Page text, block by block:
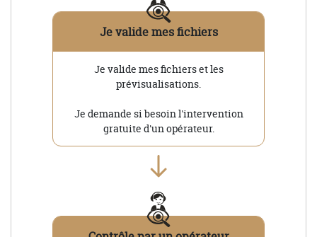
Je valide mes fichiers
Je valide mes fichiers et les
prévisualisations.
Je demande si besoin l'intervention
gratuite d'un opérateur.